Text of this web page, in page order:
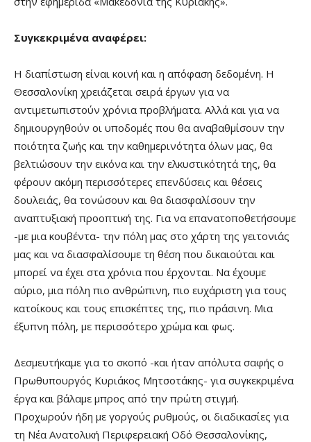
Συγκεκριμένα αναφέρει:
Η διαπίστωση είναι κοινή και η απόφαση δεδομένη. Η
Θεσσαλονίκη χρειάζεται σειρά έργων για να
αντιμετωπιστούν χρόνια προβλήματα. Αλλά και για να
δημιουργηθούν οι υποδομές που θα αναβαθμίσουν την
ποιότητα ζωής και την καθημερινότητα όλων μας, θα
βελτιώσουν την εικόνα και την ελκυστικότητά της, θα
φέρουν ακόμη περισσότερες επενδύσεις και θέσεις
δουλειάς, θα τονώσουν και θα διασφαλίσουν την
αναπτυξιακή προοπτική της. Για να επανατοποθετήσουμε
-με μια κουβέντα- την πόλη μας στο χάρτη της γειτονιάς
μας και να διασφαλίσουμε τη θέση που δικαιούται και
μπορεί να έχει στα χρόνια που έρχονται. Να έχουμε
αύριο, μια πόλη πιο ανθρώπινη, πιο ευχάριστη για τους
κατοίκους και τους επισκέπτες της, πιο πράσινη. Μια
έξυπνη πόλη, με περισσότερο χρώμα και φως.
Δεσμευτήκαμε για το σκοπό -και ήταν απόλυτα σαφής ο
Πρωθυπουργός Κυριάκος Μητσοτάκης- για συγκεκριμένα
έργα και βάλαμε μπρος από την πρώτη στιγμή.
Προχωρούν ήδη με γοργούς ρυθμούς, οι διαδικασίες για
τη Νέα Ανατολική Περιφερειακή Οδό Θεσσαλονίκης,